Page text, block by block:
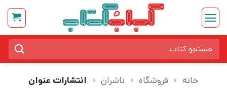
Skip
content
برای:
خانه » فروشگاه » ناشران » انتشارات عنوان